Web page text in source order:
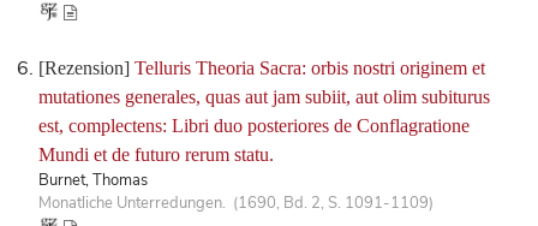
[Rezension] Telluris Theoria Sacra: orbis nostri originem et
mutationes generales, quas aut jam subiit, aut olim subiturus
est, complectens: Libri duo posteriores de Conflagratione
Mundi et de futuro rerum statu.
Burnet, Thomas
Monatliche Unterredungen. (1690, Bd. 2, S. 1091-1109)